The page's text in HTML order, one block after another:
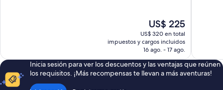
El
precio
actual
es
de
US$ 225
US$ 225
US$ 320 en total
impuestos y cargos incluidos
16 ago. - 17 ago.
Inicia sesión para ver los descuentos y las ventajas que reúnen
los requisitos. ¡Más recompensas te llevan a más aventuras!